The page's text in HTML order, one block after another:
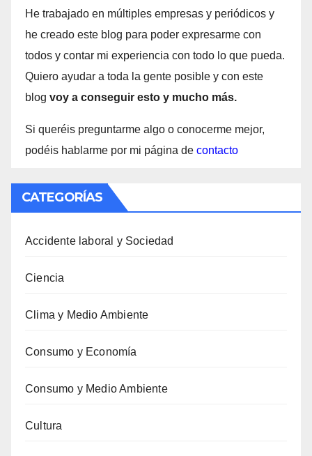
He trabajado en múltiples empresas y periódicos y
he creado este blog para poder expresarme con
todos y contar mi experiencia con todo lo que pueda.
Quiero ayudar a toda la gente posible y con este
blog voy a conseguir esto y mucho más.
Si queréis preguntarme algo o conocerme mejor,
podéis hablarme por mi página de contacto
CATEGORÍAS
Accidente laboral y Sociedad
Ciencia
Clima y Medio Ambiente
Consumo y Economía
Consumo y Medio Ambiente
Cultura